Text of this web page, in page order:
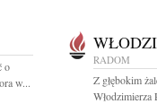
o
w...
RADOM
Z głębokim